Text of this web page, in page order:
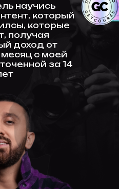
научись
который
которые
получая
доход от
с моей
за 14